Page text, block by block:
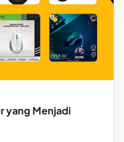
yang Menjadi